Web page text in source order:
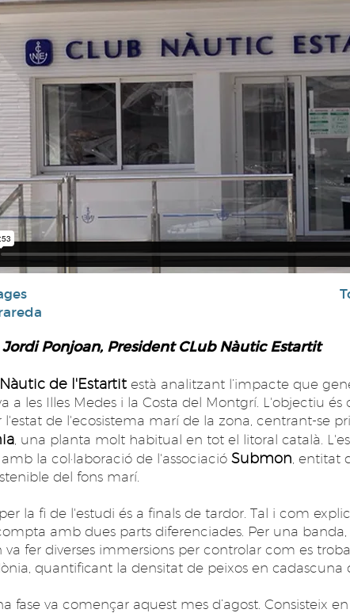
Ponjoan, President CLub Nàutic Estartit
de l'Estartit està analitzant l’impacte que
a les Illes Medes i la Costa del Montgrí. L'objectiu és
l'estat de l'ecosistema marí de la zona, centrant-se
, una planta molt habitual en tot el litoral català.
la col·laboració de l'associació Submon , entitat
del fons marí.
la fi de l'estudi és a finals de tardor. Tal i com
amb dues parts diferenciades. Per una banda,
va fer diverses immersions per controlar com es
quantificant la densitat de peixos en cadascuna
fase va començar aquest mes d’agost. Consisteix